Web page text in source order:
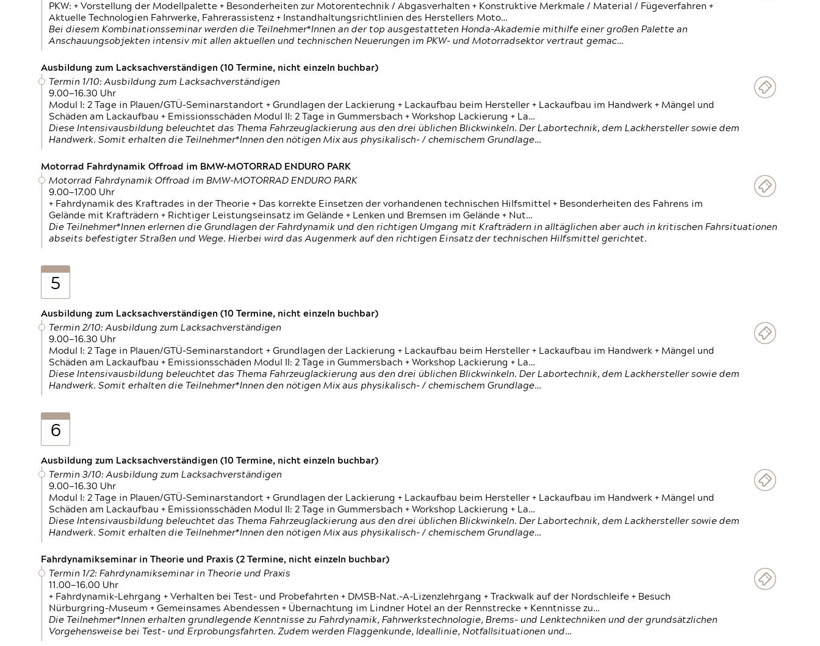
PKW: + Vorstellung der Modellpalette + Besonderheiten zur Motorentechnik / Abgasverhalten + Konstruktive Merkmale / Material / Fügeverfahren +
Aktuelle Technologien Fahrwerke, Fahrerassistenz + Instandhaltungsrichtlinien des Herstellers Moto…
Bei diesem Kombinationsseminar werden die Teilnehmer*Innen an der top ausgestatteten Honda-Akademie mithilfe einer großen Palette an
Anschauungsobjekten intensiv mit allen aktuellen und technischen Neuerungen im PKW- und Motorradsektor vertraut gemac…
Ausbildung zum Lacksachverständigen (10 Termine, nicht einzeln buchbar)
Termin 1/10: Ausbildung zum Lacksachverständigen
9.00—16.30 Uhr
Modul I: 2 Tage in Plauen/GTÜ-Seminarstandort + Grundlagen der Lackierung + Lackaufbau beim Hersteller + Lackaufbau im Handwerk + Mängel und
Schäden am Lackaufbau + Emissionsschäden Modul II: 2 Tage in Gummersbach + Workshop Lackierung + La…
Diese Intensivausbildung beleuchtet das Thema Fahrzeuglackierung aus den drei üblichen Blickwinkeln. Der Labortechnik, dem Lackhersteller sowie dem
Handwerk. Somit erhalten die Teilnehmer*Innen den nötigen Mix aus physikalisch- / chemischem Grundlage…
Motorrad Fahrdynamik Offroad im BMW-MOTORRAD ENDURO PARK
Motorrad Fahrdynamik Offroad im BMW-MOTORRAD ENDURO PARK
9.00—17.00 Uhr
+ Fahrdynamik des Kraftrades in der Theorie + Das korrekte Einsetzen der vorhandenen technischen Hilfsmittel + Besonderheiten des Fahrens im
Gelände mit Krafträdern + Richtiger Leistungseinsatz im Gelände + Lenken und Bremsen im Gelände + Nut…
Die Teilnehmer*Innen erlernen die Grundlagen der Fahrdynamik und den richtigen Umgang mit Krafträdern in alltäglichen aber auch in kritischen Fahrsituationen
abseits befestigter Straßen und Wege. Hierbei wird das Augenmerk auf den richtigen Einsatz der technischen Hilfsmittel gerichtet.
5
Ausbildung zum Lacksachverständigen (10 Termine, nicht einzeln buchbar)
Termin 2/10: Ausbildung zum Lacksachverständigen
9.00—16.30 Uhr
Modul I: 2 Tage in Plauen/GTÜ-Seminarstandort + Grundlagen der Lackierung + Lackaufbau beim Hersteller + Lackaufbau im Handwerk + Mängel und
Schäden am Lackaufbau + Emissionsschäden Modul II: 2 Tage in Gummersbach + Workshop Lackierung + La…
Diese Intensivausbildung beleuchtet das Thema Fahrzeuglackierung aus den drei üblichen Blickwinkeln. Der Labortechnik, dem Lackhersteller sowie dem
Handwerk. Somit erhalten die Teilnehmer*Innen den nötigen Mix aus physikalisch- / chemischem Grundlage…
6
Ausbildung zum Lacksachverständigen (10 Termine, nicht einzeln buchbar)
Termin 3/10: Ausbildung zum Lacksachverständigen
9.00—16.30 Uhr
Modul I: 2 Tage in Plauen/GTÜ-Seminarstandort + Grundlagen der Lackierung + Lackaufbau beim Hersteller + Lackaufbau im Handwerk + Mängel und
Schäden am Lackaufbau + Emissionsschäden Modul II: 2 Tage in Gummersbach + Workshop Lackierung + La…
Diese Intensivausbildung beleuchtet das Thema Fahrzeuglackierung aus den drei üblichen Blickwinkeln. Der Labortechnik, dem Lackhersteller sowie dem
Handwerk. Somit erhalten die Teilnehmer*Innen den nötigen Mix aus physikalisch- / chemischem Grundlage…
Fahrdynamikseminar in Theorie und Praxis (2 Termine, nicht einzeln buchbar)
Termin 1/2: Fahrdynamikseminar in Theorie und Praxis
11.00—16.00 Uhr
+ Fahrdynamik-Lehrgang + Verhalten bei Test- und Probefahrten + DMSB-Nat.-A-Lizenzlehrgang + Trackwalk auf der Nordschleife + Besuch
Nürburgring-Museum + Gemeinsames Abendessen + Übernachtung im Lindner Hotel an der Rennstrecke + Kenntnisse zu…
Die Teilnehmer*Innen erhalten grundlegende Kenntnisse zu Fahrdynamik, Fahrwerkstechnologie, Brems- und Lenktechniken und der grundsätzlichen
Vorgehensweise bei Test- und Erprobungsfahrten. Zudem werden Flaggenkunde, Ideallinie, Notfallsituationen und…